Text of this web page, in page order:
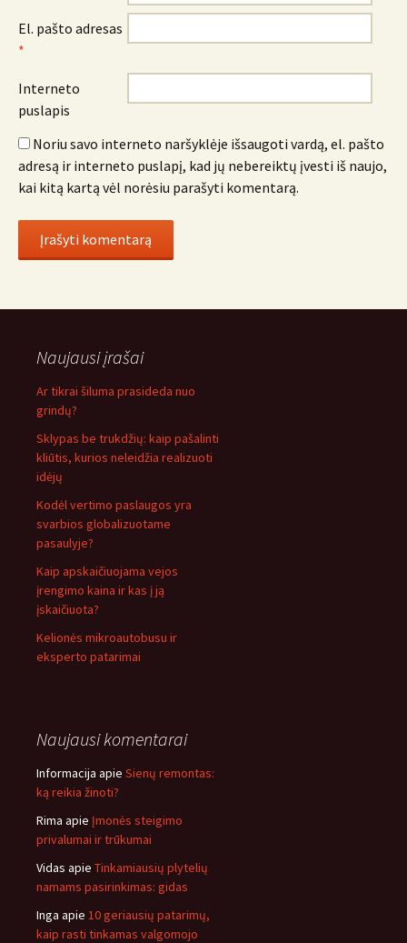
El. pašto adresas
*
Interneto
puslapis
Noriu savo interneto naršyklėje išsaugoti vardą, el. pašto
adresą ir interneto puslapį, kad jų nebereiktų įvesti iš naujo,
kai kitą kartą vėl norėsiu parašyti komentarą.
Naujausi įrašai
Ar tikrai šiluma prasideda nuo
grindų?
Sklypas be trukdžių: kaip pašalinti
kliūtis, kurios neleidžia realizuoti
idėjų
Kodėl vertimo paslaugos yra
svarbios globalizuotame
pasaulyje?
Kaip apskaičiuojama vejos
įrengimo kaina ir kas į ją
įskaičiuota?
Kelionės mikroautobusu ir
eksperto patarimai
Naujausi komentarai
Informacija apie Sienų remontas:
ką reikia žinoti?
Rima apie Įmonės steigimo
privalumai ir trūkumai
Vidas apie Tinkamiausių plytelių
namams pasirinkimas: gidas
Inga apie 10 geriausių patarimų,
kaip rasti tinkamas valgomojo